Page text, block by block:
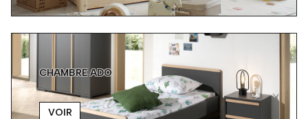
CHAMBRE ADO
VOIR